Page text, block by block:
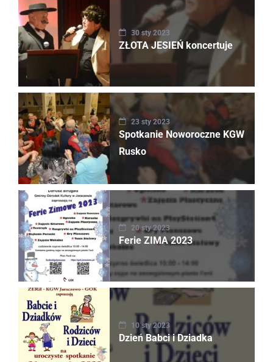
30 sty 2023
ZŁOTA JESIEŃ koncertuje
23 sty 2023
Spotkanie Noworoczne KGW
Rusko
20 sty 2023
Ferie ZIMA 2023
10 sty 2023
Dzień Babci i Dziadka